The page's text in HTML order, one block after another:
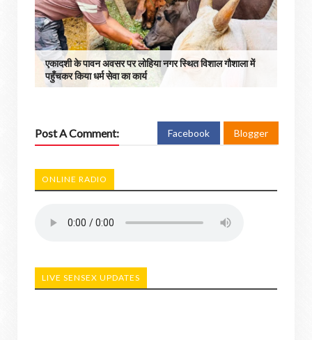
एकादशी के पावन अवसर पर लोहिया नगर स्थित विशाल गौशाला में
पहुँचकर किया धर्म सेवा का कार्य
Post A Comment: Facebook Blogger
ONLINE RADIO
LIVE SENSEX UPDATES